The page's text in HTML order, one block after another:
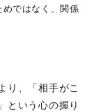
ではなく、関係
り、「相手がこ
という心の握り